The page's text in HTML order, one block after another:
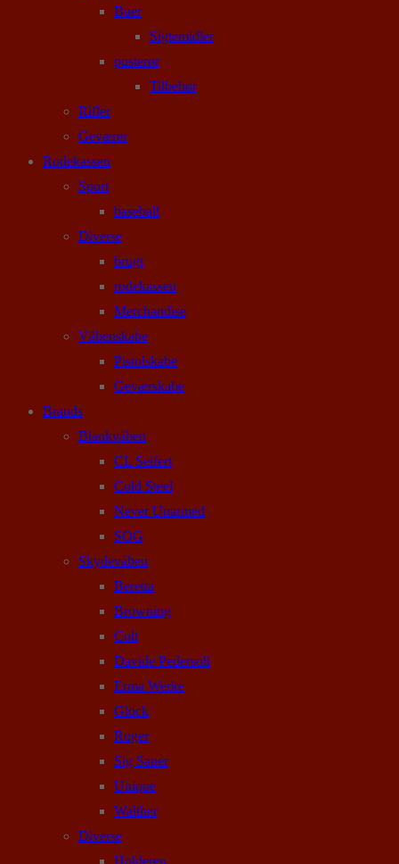
Buer
Sigtemidler
pusterør
Tilbehør
Rifler
Geværer
Rodekassen
Sport
baseball
Diverse
brugt
rodekassen
Merchandise
Våbenskabe
Pistolskabe
Geværskabe
Brands
Blankvåben
CL Seifert
Cold Steel
Never Unarmed
SOG
Skydevåben
Beretta
Browning
Colt
Davide Pedersoli
Erma Werke
Glock
Ruger
Sig Sauer
Unique
Walther
Diverse
Holderen